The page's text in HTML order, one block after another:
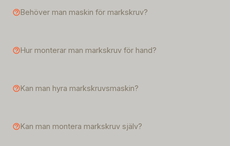
Behöver man maskin för markskruv?
Hur monterar man markskruv för hand?
Kan man hyra markskruvsmaskin?
Kan man montera markskruv själv?